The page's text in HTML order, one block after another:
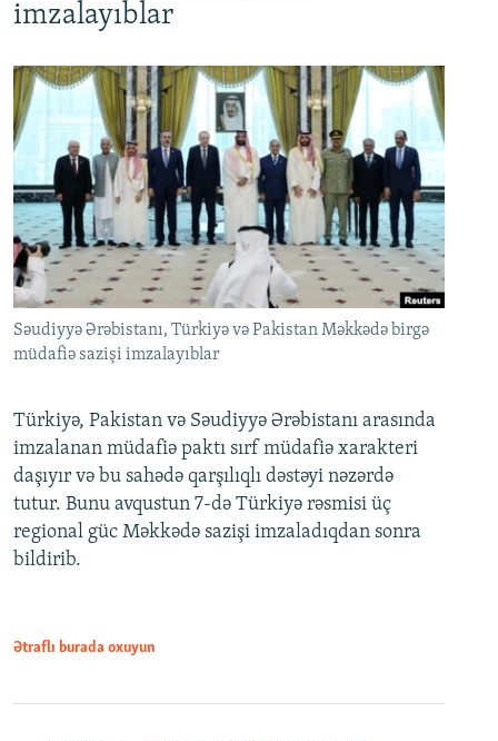
imzalayıblar
Səudiyyə Ərəbistanı, Türkiyə və Pakistan Məkkədə birgə
müdafiə sazişi imzalayıblar
Türkiyə, Pakistan və Səudiyyə Ərəbistanı arasında
imzalanan müdafiə paktı sırf müdafiə xarakteri
daşıyır və bu sahədə qarşılıqlı dəstəyi nəzərdə
tutur. Bunu avqustun 7-də Türkiyə rəsmisi üç
regional güc Məkkədə sazişi imzaladıqdan sonra
bildirib.
Ətraflı burada oxuyun